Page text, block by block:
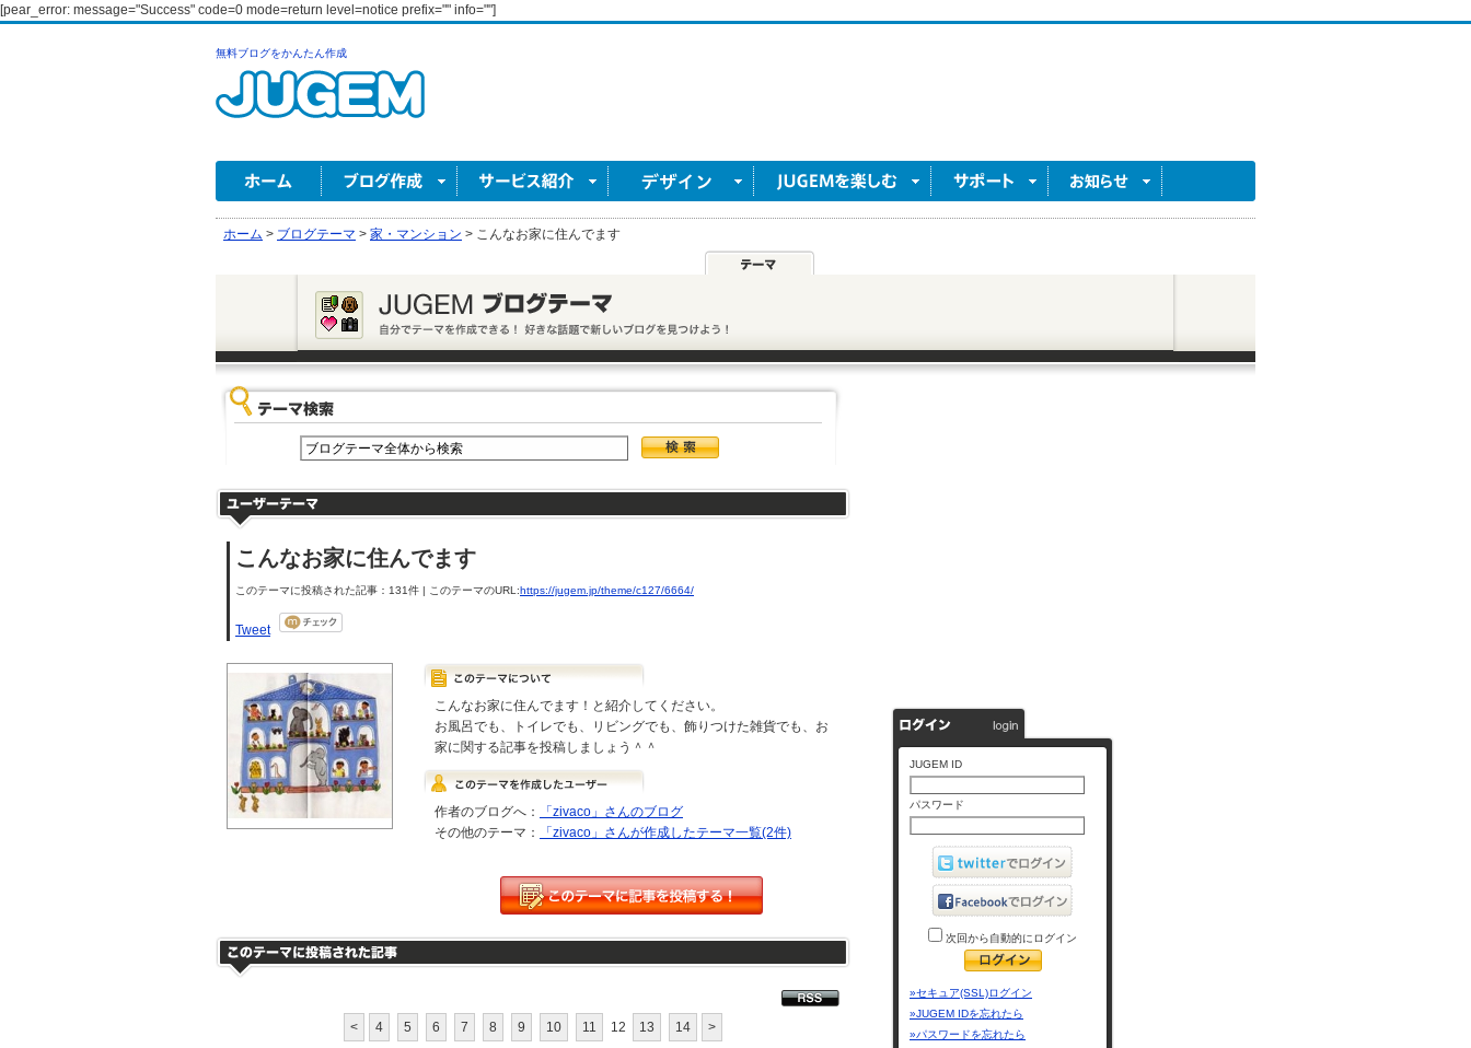
[pear_error: message="Success" code=0 mode=return level=notice prefix="" info=""]
無料ブログをかんたん作成
ホーム > ブログテーマ > 家・マンション > こんなお家に住んでます
こんなお家に住んでます
このテーマに投稿された記事：131件 | このテーマのURL:https://jugem.jp/theme/c127/6664/
Tweet
こんなお家に住んでます！と紹介してください。
お風呂でも、トイレでも、リビングでも、飾りつけた雑貨でも、お
家に関する記事を投稿しましょう＾＾
作者のブログへ：
「zivaco」さんのブログ
その他のテーマ：
「zivaco」さんが作成したテーマ一覧(2件)
< 4 5 6 7 8 9 10 11 12 13 14 >
JUGEM ID
パスワード
次回から自動的にログイン
»セキュア(SSL)ログイン
»JUGEM IDを忘れたら
»パスワードを忘れたら